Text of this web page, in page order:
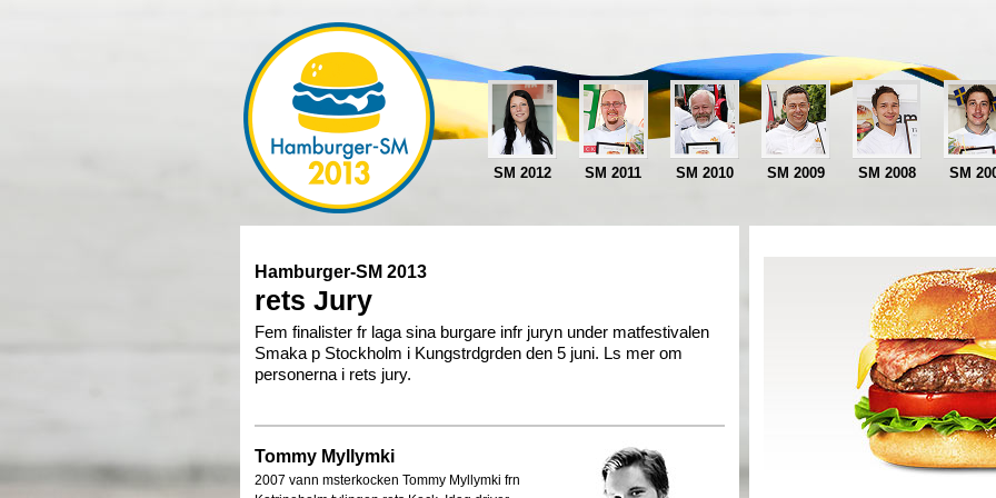
SM 2012 SM 2011 SM 2010 SM 2009 SM 2008 SM
Hamburger-SM 2013
rets Jury
Fem finalister fr laga sina burgare infr juryn under matfestivalen
Smaka p Stockholm i Kungstrdgrden den 5 juni. Ls mer om
personerna i rets jury.
Tommy Myllymki
2007 vann msterkocken Tommy Myllymki frn